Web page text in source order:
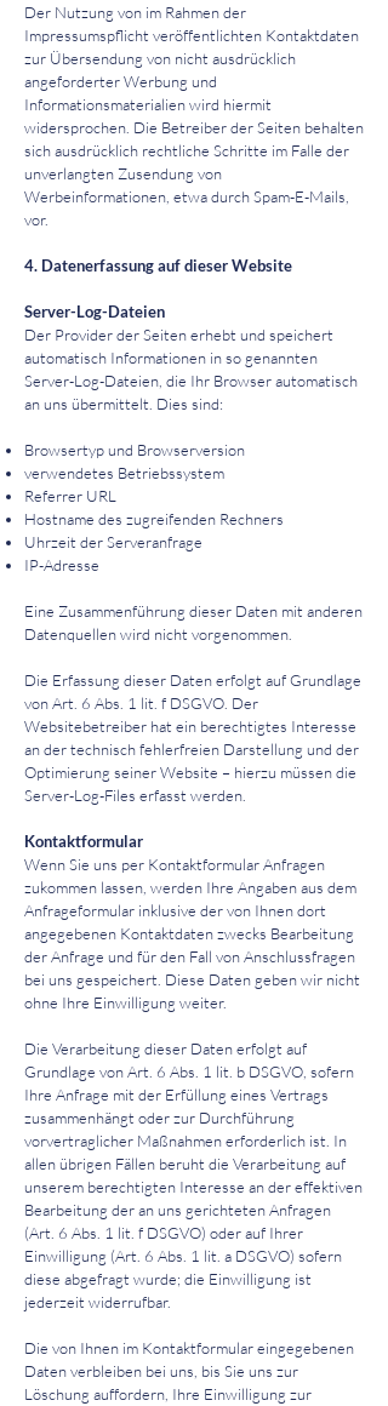
Der Nutzung von im Rahmen der
Impressumspflicht veröffentlichten Kontaktdaten
zur Übersendung von nicht ausdrücklich
angeforderter Werbung und
Informationsmaterialien wird hiermit
widersprochen. Die Betreiber der Seiten behalten
sich ausdrücklich rechtliche Schritte im Falle der
unverlangten Zusendung von
Werbeinformationen, etwa durch Spam-E-Mails,
vor.
4. Datenerfassung auf dieser Website
Server-Log-Dateien
Der Provider der Seiten erhebt und speichert
automatisch Informationen in so genannten
Server-Log-Dateien, die Ihr Browser automatisch
an uns übermittelt. Dies sind:
Browsertyp und Browserversion
verwendetes Betriebssystem
Referrer URL
Hostname des zugreifenden Rechners
Uhrzeit der Serveranfrage
IP-Adresse
Eine Zusammenführung dieser Daten mit anderen
Datenquellen wird nicht vorgenommen.
Die Erfassung dieser Daten erfolgt auf Grundlage
von Art. 6 Abs. 1 lit. f DSGVO. Der
Websitebetreiber hat ein berechtigtes Interesse
an der technisch fehlerfreien Darstellung und der
Optimierung seiner Website – hierzu müssen die
Server-Log-Files erfasst werden.
Kontaktformular
Wenn Sie uns per Kontaktformular Anfragen
zukommen lassen, werden Ihre Angaben aus dem
Anfrageformular inklusive der von Ihnen dort
angegebenen Kontaktdaten zwecks Bearbeitung
der Anfrage und für den Fall von Anschlussfragen
bei uns gespeichert. Diese Daten geben wir nicht
ohne Ihre Einwilligung weiter.
Die Verarbeitung dieser Daten erfolgt auf
Grundlage von Art. 6 Abs. 1 lit. b DSGVO, sofern
Ihre Anfrage mit der Erfüllung eines Vertrags
zusammenhängt oder zur Durchführung
vorvertraglicher Maßnahmen erforderlich ist. In
allen übrigen Fällen beruht die Verarbeitung auf
unserem berechtigten Interesse an der effektiven
Bearbeitung der an uns gerichteten Anfragen
(Art. 6 Abs. 1 lit. f DSGVO) oder auf Ihrer
Einwilligung (Art. 6 Abs. 1 lit. a DSGVO) sofern
diese abgefragt wurde; die Einwilligung ist
jederzeit widerrufbar.
Die von Ihnen im Kontaktformular eingegebenen
Daten verbleiben bei uns, bis Sie uns zur
Löschung auffordern, Ihre Einwilligung zur